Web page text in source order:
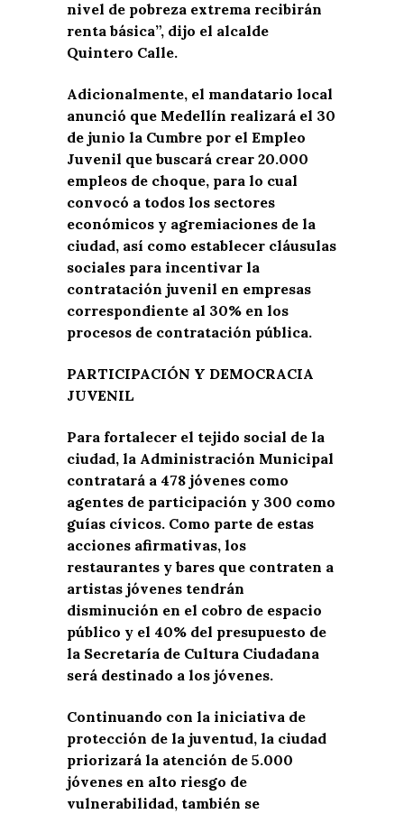
nivel de pobreza extrema recibirán
renta básica”, dijo el alcalde
Quintero Calle.
Adicionalmente, el mandatario local
anunció que Medellín realizará el 30
de junio la Cumbre por el Empleo
Juvenil que buscará crear 20.000
empleos de choque, para lo cual
convocó a todos los sectores
económicos y agremiaciones de la
ciudad, así como establecer cláusulas
sociales para incentivar la
contratación juvenil en empresas
correspondiente al 30% en los
procesos de contratación pública.
PARTICIPACIÓN Y DEMOCRACIA
JUVENIL
Para fortalecer el tejido social de la
ciudad, la Administración Municipal
contratará a 478 jóvenes como
agentes de participación y 300 como
guías cívicos. Como parte de estas
acciones afirmativas, los
restaurantes y bares que contraten a
artistas jóvenes tendrán
disminución en el cobro de espacio
público y el 40% del presupuesto de
la Secretaría de Cultura Ciudadana
será destinado a los jóvenes.
Continuando con la iniciativa de
protección de la juventud, la ciudad
priorizará la atención de 5.000
jóvenes en alto riesgo de
vulnerabilidad, también se